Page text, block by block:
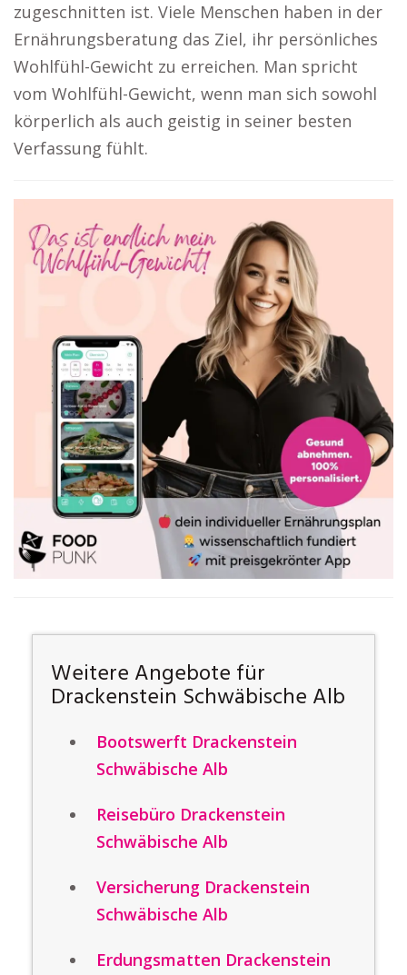
zugeschnitten ist. Viele Menschen haben in der
Ernährungsberatung das Ziel, ihr persönliches
Wohlfühl-Gewicht zu erreichen. Man spricht
vom Wohlfühl-Gewicht, wenn man sich sowohl
körperlich als auch geistig in seiner besten
Verfassung fühlt.
Weitere Angebote für
Drackenstein Schwäbische Alb
Bootswerft Drackenstein
Schwäbische Alb
Reisebüro Drackenstein
Schwäbische Alb
Versicherung Drackenstein
Schwäbische Alb
Erdungsmatten Drackenstein